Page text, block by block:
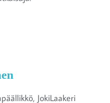
JokiLaakeri